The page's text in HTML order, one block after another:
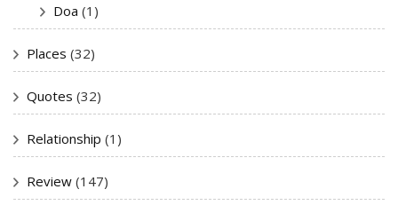
Doa (1)
Places (32)
Quotes (32)
Relationship (1)
Review (147)